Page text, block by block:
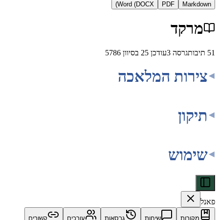
PDF
Word (DOCX)
גרסה 3עודכן 25 בסיוון 5786
המלאכה
שיחות גרסאות עורכים קשורים